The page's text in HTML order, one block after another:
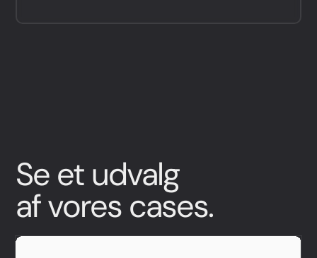
Se et udvalg
af vores cases.